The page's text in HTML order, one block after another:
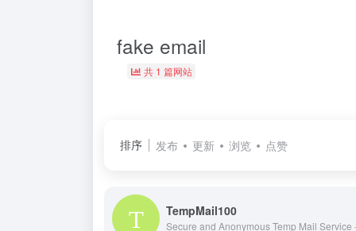
fake email
共 1 篇网站
排序 发布 更新 浏览 点赞
TempMail100